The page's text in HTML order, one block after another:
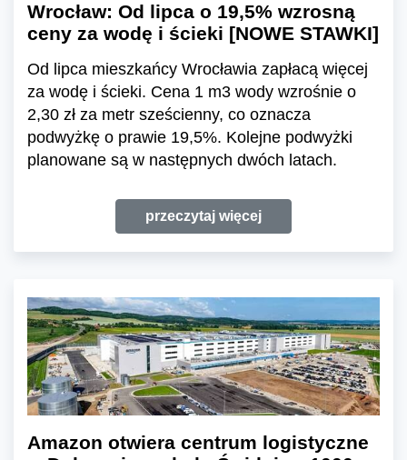
Wrocław: Od lipca o 19,5% wzrosną
ceny za wodę i ścieki [NOWE STAWKI]
Od lipca mieszkańcy Wrocławia zapłacą więcej
za wodę i ścieki. Cena 1 m3 wody wzrośnie o
2,30 zł za metr sześcienny, co oznacza
podwyżkę o prawie 19,5%. Kolejne podwyżki
planowane są w następnych dwóch latach.
przeczytaj więcej
Amazon otwiera centrum logistyczne